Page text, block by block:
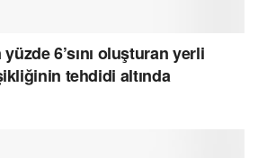
6’sını oluşturan yerli
tehdidi altında